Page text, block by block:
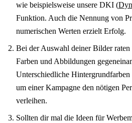
wie beispielsweise unsere DKI (
Funktion. Auch die Nennung von
numerischen Werten erzielt Erfolg.
Bei der Auswahl deiner Bilder
Farben und Abbildungen
Unterschiedliche Hintergrundfarben
um einer Kampagne den nötigen
verleihen.
Sollten dir mal die Ideen für